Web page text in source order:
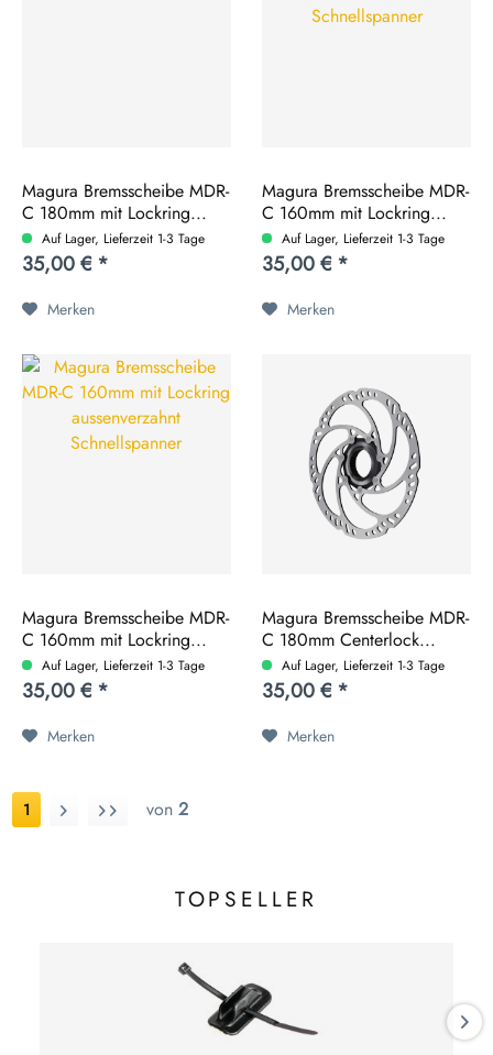
Magura Bremsscheibe MDR-
C 180mm mit Lockring...
Auf Lager, Lieferzeit 1-3 Tage
35,00 € *
Merken
Magura Bremsscheibe MDR-
C 160mm mit Lockring...
Auf Lager, Lieferzeit 1-3 Tage
35,00 € *
Merken
Magura Bremsscheibe MDR-
C 160mm mit Lockring...
Auf Lager, Lieferzeit 1-3 Tage
35,00 € *
Merken
Magura Bremsscheibe MDR-
C 180mm Centerlock...
Auf Lager, Lieferzeit 1-3 Tage
35,00 € *
Merken
1 von 2
TOPSELLER